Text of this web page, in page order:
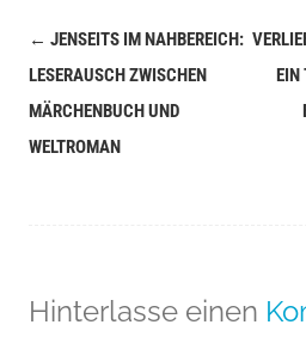
Navigation
(Beiträge)
← JENSEITS IM NAHBEREICH:
LESERAUSCH ZWISCHEN
MÄRCHENBUCH UND
WELTROMAN
EIN
Hinterlasse einen